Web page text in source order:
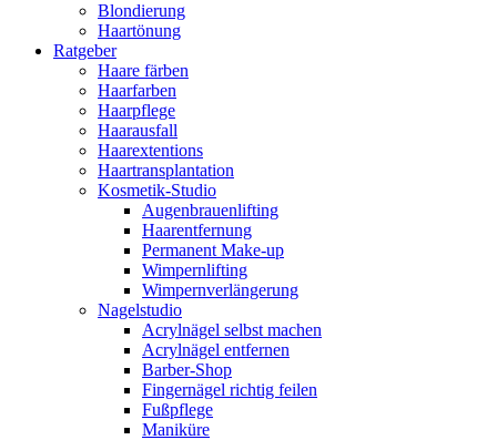
Blondierung
Haartönung
Ratgeber
Haare färben
Haarfarben
Haarpflege
Haarausfall
Haarextentions
Haartransplantation
Kosmetik-Studio
Augenbrauenlifting
Haarentfernung
Permanent Make-up
Wimpernlifting
Wimpernverlängerung
Nagelstudio
Acrylnägel selbst machen
Acrylnägel entfernen
Barber-Shop
Fingernägel richtig feilen
Fußpflege
Maniküre